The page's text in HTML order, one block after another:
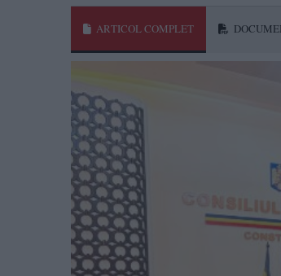
ARTICOL COMPLET